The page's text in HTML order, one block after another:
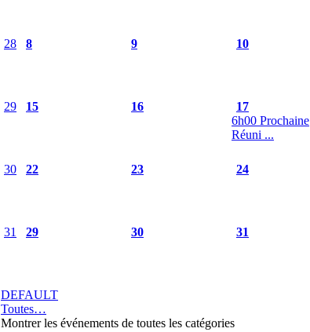
28 8 9 10
29 15 16
17
6h00 Prochaine
Réuni ...
30 22 23 24
31 29 30
31
DEFAULT
Toutes…
Montrer les événements de toutes les catégories